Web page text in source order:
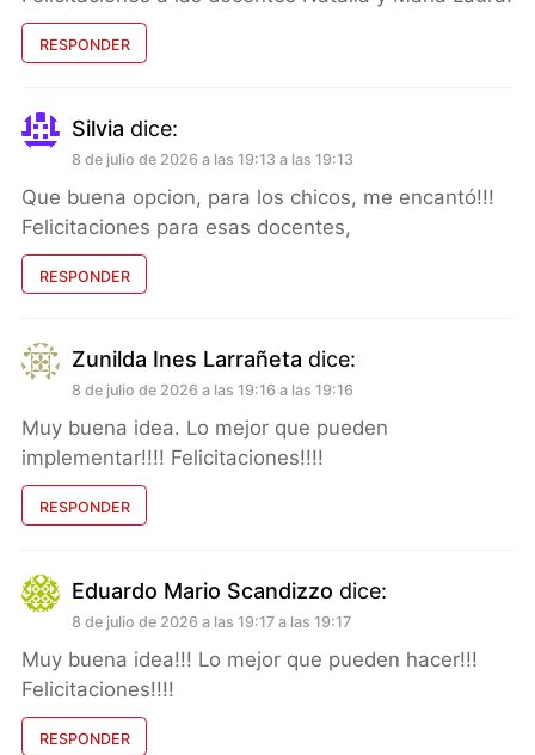
RESPONDER
Silvia dice:
8 de julio de 2026 a las 19:13 a las 19:13
Que buena opcion, para los chicos, me encantó!!!
Felicitaciones para esas docentes,
RESPONDER
Zunilda Ines Larrañeta dice:
8 de julio de 2026 a las 19:16 a las 19:16
Muy buena idea. Lo mejor que pueden
implementar!!!! Felicitaciones!!!!
RESPONDER
Eduardo Mario Scandizzo dice:
8 de julio de 2026 a las 19:17 a las 19:17
Muy buena idea!!! Lo mejor que pueden hacer!!!
Felicitaciones!!!!
RESPONDER